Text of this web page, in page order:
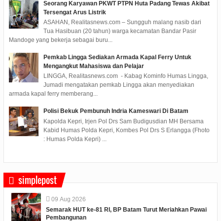
Seorang Karyawan PKWT PTPN Huta Padang Tewas Akibat
Tersengat Arus Listrik
ASAHAN, Realitasnews.com – Sungguh malang nasib dari
Tua Hasibuan (20 tahun) warga kecamatan Bandar Pasir
Mandoge yang bekerja sebagai buru...
Pemkab Lingga Sediakan Armada Kapal Ferry Untuk
Mengangkut Mahasiswa dan Pelajar
LINGGA, Realitasnews.com - Kabag Kominfo Humas Lingga,
Jumadi mengatakan pemkab Lingga akan menyediakan
armada kapal ferry memberang...
Polisi Bekuk Pembunuh Indria Kameswari Di Batam
Kapolda Kepri, Irjen Pol Drs Sam Budigusdian MH Bersama
Kabid Humas Polda Kepri, Kombes Pol Drs S Erlangga (Fhoto
: Humas Polda Kepri) ...
simplepost
09 Aug 2026
Semarak HUT ke-81 RI, BP Batam Turut Meriahkan Pawai
Pembangunan